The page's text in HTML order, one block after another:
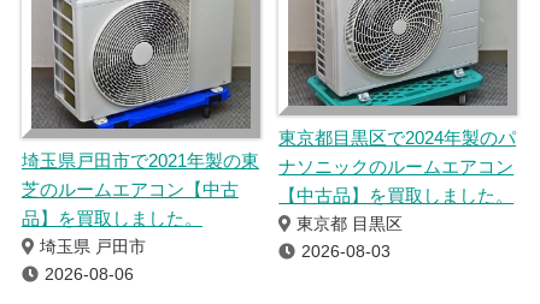
埼玉県戸田市で2021年製の東
芝のルームエアコン【中古
品】を買取しました。
埼玉県 戸田市
2026-08-06
東京都目黒区で2024年製のパ
ナソニックのルームエアコン
【中古品】を買取しました。
東京都 目黒区
2026-08-03